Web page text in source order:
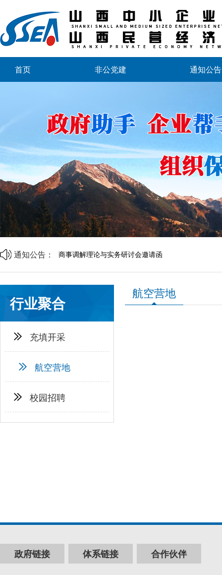
首页 非公党建 通知公告
通知公告：
山西省中小企业发展促进会2026年劳动节放假通知
商事调解理论与实务研讨会邀请函
资源互通聚合力 精准对接促共赢 | 诚邀莅临
企帮商学院 · 企业家读书会第二期邀请函
山西省中小企业发展促进会2026年劳动节放假通知
山西省中小企业发展促进会财税专业委员会成立大会
行业聚合
充填开采
航空营地
校园招聘
航空营地
政府链接 体系链接 合作伙伴